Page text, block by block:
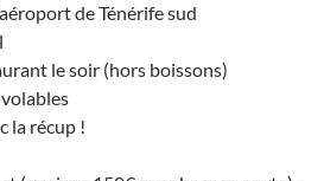
de Ténérife sud
le soir (hors boissons)
la récup !